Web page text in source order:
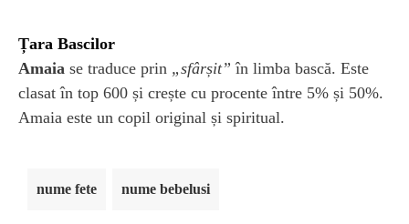
Țara Bascilor
Amaia se traduce prin „sfârșit”în limba bască. Este
clasat în top 600 și crește cu procente între 5% și 50%.
Amaia este un copil original și spiritual.
nume fete nume bebelusi